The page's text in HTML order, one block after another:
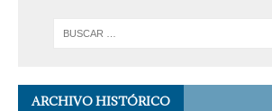
ARCHIVO HISTÓRICO